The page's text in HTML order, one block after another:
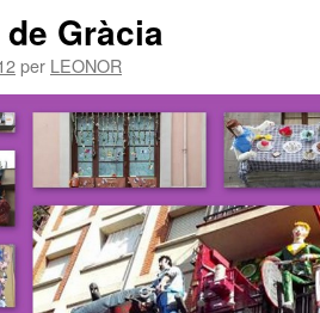
Gràcia
per LEONOR